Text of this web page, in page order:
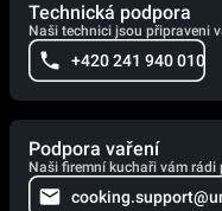
Technická podpora
Naši technici jsou připraveni
+420 241 940 010
Podpora vaření
Naši firemní kuchaři vám rádi